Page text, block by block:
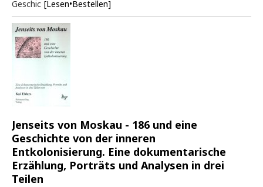
Geschic [Lesen•Bestellen]
Jenseits von Moskau - 186 und eine
Geschichte von der inneren
Entkolonisierung. Eine dokumentarische
Erzählung, Porträts und Analysen in drei
Teilen